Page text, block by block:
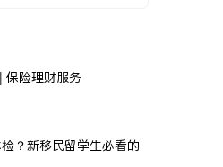
保险理财服务
？新移民留学生必看的